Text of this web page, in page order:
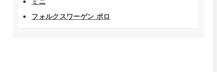
フォルクスワーゲン ポロ